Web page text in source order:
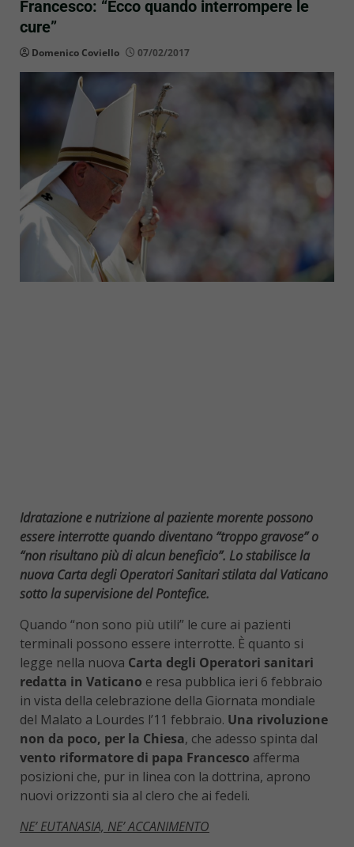
Francesco: “Ecco quando interrompere le
cure”
Domenico Coviello 07/02/2017
Idratazione e nutrizione al paziente morente possono
essere interrotte quando diventano “troppo gravose” o
“non risultano più di alcun beneficio”. Lo stabilisce la
nuova Carta degli Operatori Sanitari stilata dal Vaticano
sotto la supervisione del Pontefice.
Quando “non sono più utili” le cure ai pazienti
terminali possono essere interrotte. È quanto si
legge nella nuova Carta degli Operatori sanitari
redatta in Vaticano e resa pubblica ieri 6 febbraio
in vista della celebrazione della Giornata mondiale
del Malato a Lourdes l’11 febbraio. Una rivoluzione
non da poco, per la Chiesa, che adesso spinta dal
vento riformatore di papa Francesco afferma
posizioni che, pur in linea con la dottrina, aprono
nuovi orizzonti sia al clero che ai fedeli.
NE’ EUTANASIA, NE’ ACCANIMENTO